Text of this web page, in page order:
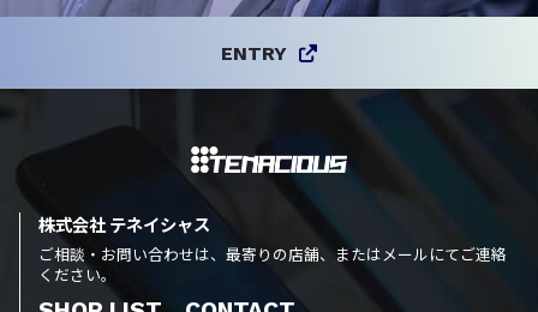
ENTRY
株式会社 テネイシャス
ご相談・お問い合わせは、最寄りの店舗、またはメールにてご連絡
ください。